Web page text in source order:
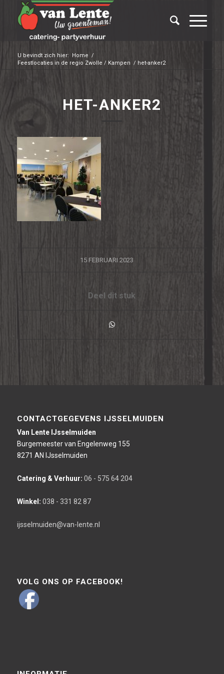
U bevindt zich hier: Home /
Feestlocaties in de regio Zwolle / Kampen / het-anker2
HET-ANKER2
15 FEBRUARI 2023
/
Deel dit stuk
CONTACTGEGEVENS IJSSELMUIDEN
Van Lente IJsselmuiden
Burgemeester van Engelenweg 155
8271 AN IJsselmuiden
Catering & Verhuur: 06 - 575 64 204
Winkel: 038 - 331 82 87
ijsselmuiden@van-lente.nl
VOLG ONS OP FACEBOOK!